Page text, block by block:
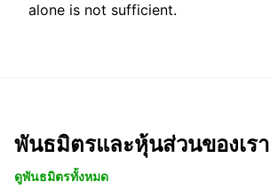
alone is not sufficient.
พันธมิตรและหุ้นส่วนของเรา
ดูพันธมิตรทั้งหมด